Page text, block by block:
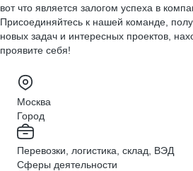
вот что является залогом успеха в
Присоединяйтесь к нашей команде,
новых задач и интересных проектов,
проявите себя!
Москва
Город
Перевозки, логистика, склад, ВЭД
Сферы деятельности